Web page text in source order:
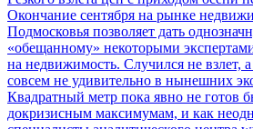
Окончание сентября на рынке
Подмосковья позволяет дать
«обещанному» некоторыми
на недвижимость. Случился не взлет,
совсем не удивительно в нынешних
Квадратный метр пока явно не готов
докризисным максимумам, и как